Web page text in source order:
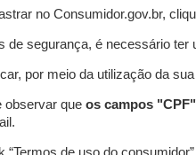
no Consumidor.gov.br,
de segurança, é necessário ter
por meio da utilização da
observar queos campos